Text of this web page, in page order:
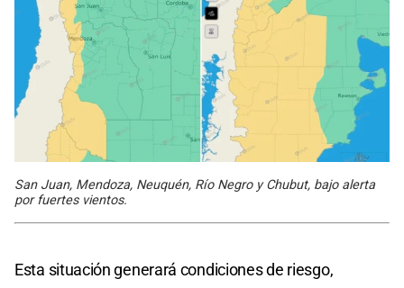
San Juan, Mendoza, Neuquén, Río Negro y Chubut, bajo alerta
por fuertes vientos.
Esta situación generará condiciones de riesgo,